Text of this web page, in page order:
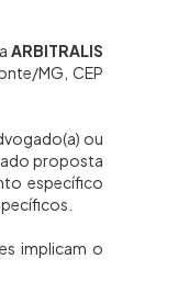
ARBITRALIS
MG, CEP
ou
proposta
específico
implicam o